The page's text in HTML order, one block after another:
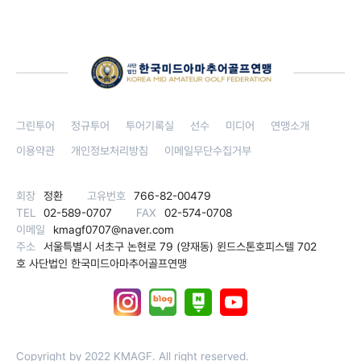
그린투어 정규투어 투어기록실 선수 미디어
연맹소개
이용약관
개인정보처리방침 이메일무단수집거부
회장 정환 고유번호
766-82-00479
TEL
02-589-0707 FAX
02-574-0708
이메일
kmagf0707@naver.com
주소
서울특별시 서초구 논현로 79 (양재동) 윈드스톤호피스텔 702
호 사단법인 한국미드아마추어골프연맹
Copyright by 2022 KMAGF. All right reserved.